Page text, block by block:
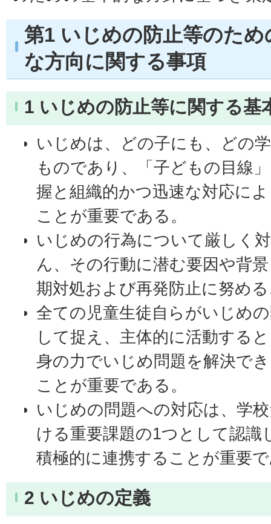
第1 いじめの防止等のた
な方向に関する事項
1 いじめの防止等に関する基
いじめは、どの子にも、どの
ものであり、「子どもの目線
握と組織的かつ迅速な対応に
ことが重要である。
いじめの行為について厳しく
ん、その行動に潜む要因や背
期対処および再発防止に努め
全ての児童生徒自らがいじめ
して捉え、主体的に活動する
身の力でいじめ問題を解決で
ことが重要である。
いじめの問題への対応は、学
ける重要課題の1つとして認識
積極的に連携することが重要
2 いじめの定義